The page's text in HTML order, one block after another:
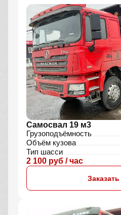
Самосвал 19 м3
Грузоподъёмность
Объём кузова
Тип шасси
2 100 руб / час
Заказать